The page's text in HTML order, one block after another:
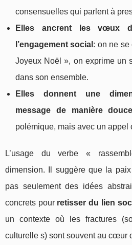
consensuelles qui parlent à
Elles ancrent les vœux
l’engagement social : on ne se
Joyeux Noël », on exprime un
dans son ensemble.
Elles donnent une
message de manière douce
polémique, mais avec un appel
L’usage du verbe «
dimension. Il suggère que la
pas seulement des idées
concrets pour retisser du lien
un contexte où les fractures
culturelle s) sont souvent au cœur